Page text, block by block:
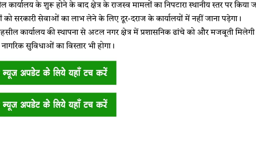
कार्यालय के शुरू होने के बाद क्षेत्र के राजस्व मामलों का निपटारा स्थानीय स्तर पर
को सरकारी सेवाओं का लाभ लेने के लिए दूर-दराज के कार्यालयों में नहीं जाना पड़ेगा।
कार्यालय की स्थापना से अटल नगर क्षेत्र में प्रशासनिक ढांचे को और मजबूती
सुविधाओं का विस्तार भी होगा।